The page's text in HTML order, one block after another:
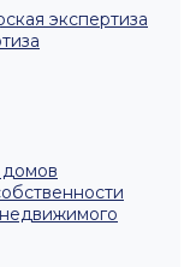
экспертиза